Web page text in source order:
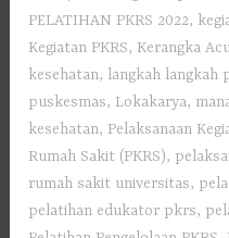
PELATIHAN PKRS 2022,
Kegiatan PKRS, Kerangka
kesehatan, langkah langkah
puskesmas, Lokakarya,
kesehatan, Pelaksanaan
Rumah Sakit (PKRS),
rumah sakit universitas,
pelatihan edukator pkrs,